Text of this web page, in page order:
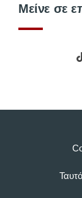
Μείνε σε